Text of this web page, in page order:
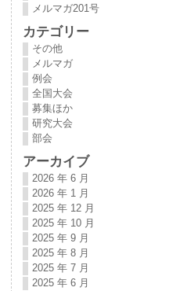
メルマガ201号
カテゴリー
その他
メルマガ
例会
全国大会
募集ほか
研究大会
部会
アーカイブ
2026 年 6 月
2026 年 1 月
2025 年 12 月
2025 年 10 月
2025 年 9 月
2025 年 8 月
2025 年 7 月
2025 年 6 月